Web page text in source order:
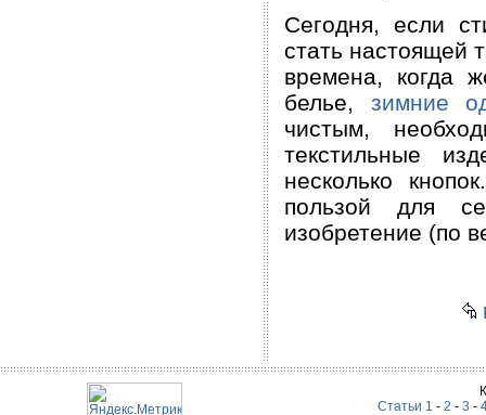
Сегодня, если
стать настоящей
времена, когда
белье, зимние
чистым,
текстильные
несколько
пользой для
изобретение (по
Статьи 1 - 2 - 3 -